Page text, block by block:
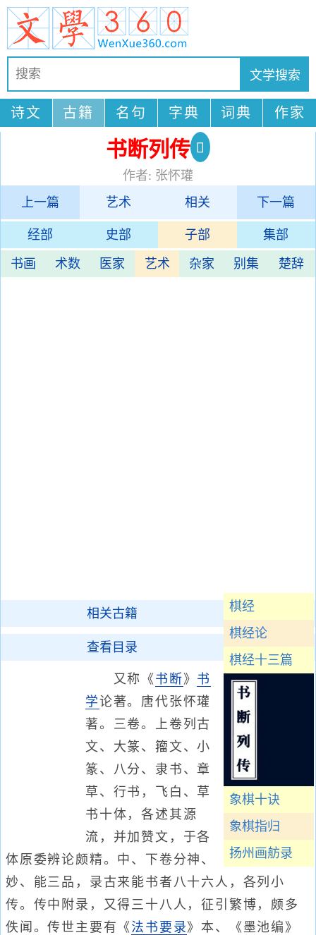
诗文 古籍 名句 字典 词典 作家
书断列传
作者: 张怀瓘
上一篇
艺术 相关 下一篇
经部 史部 子部 集部
书画 术数 医家 艺术 杂家 别集 楚辞
棋经
棋经论
棋经十三篇
象棋十诀
象棋指归
扬州画舫录
相关古籍
查看目录
又称《 书断》 书
学论著。唐代张怀瓘
著。三卷。上卷列古
文、大篆、籀文、小
篆、八分、隶书、章
草、行书，飞白、草
书十体，各述其源
流，并加赞文，于各
体原委辨论颇精。中、下卷分神、
妙、能三品，录古来能书者八十六人，各列小
传。传中附录，又得三十八人，征引繁博，颇多
佚闻。传世主要有《 法书要录》本、《墨池编》